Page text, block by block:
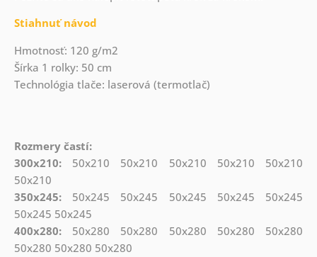
Stiahnuť návod
Hmotnosť: 120 g/m2
Šírka 1 rolky: 50 cm
Technológia tlače: laserová (termotlač)
Rozmery častí:
300x210:50x210 50x210 50x210 50x210 50x210
50x210
350x245:50x245 50x245 50x245 50x245 50x245
50x245 50x245
400x280:50x280 50x280 50x280 50x280 50x280
50x280 50x280 50x280